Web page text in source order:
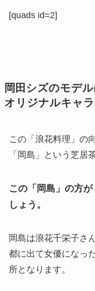
[quads id=2]
岡田シズのモデ
オリジナルキャ
この「浪花料理」の
「岡島」という芝居
この「岡島」の方
しょう。
岡島は浪花千栄子さ
都に出て女優になっ
所となります。